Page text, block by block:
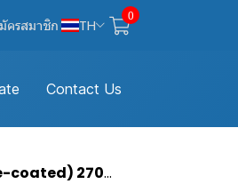
ครสมาชิก TH
0
Contact Us
270 แกรม